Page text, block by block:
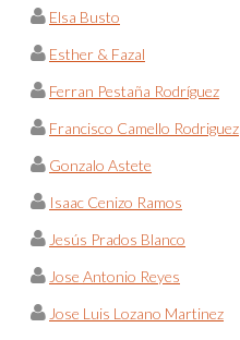
Elsa Busto
Esther & Fazal
Ferran Pestaña Rodríguez
Francisco Camello Rodriguez
Gonzalo Astete
Isaac Cenizo Ramos
Jesús Prados Blanco
Jose Antonio Reyes
Jose Luis Lozano Martinez